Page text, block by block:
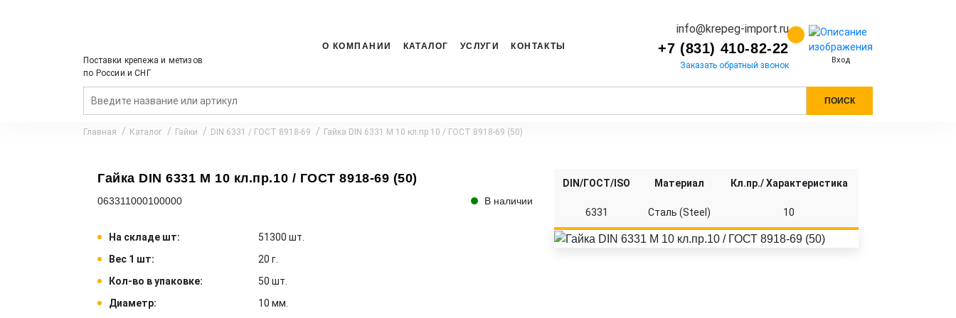
Поставки крепежа и метизов
по России и СНГ
О КОМПАНИИ КАТАЛОГ УСЛУГИ КОНТАКТЫ
info@krepeg-import.ru
+7 (831) 410-82-22
Заказать обратный звонок Вход
ПОИСК
Главная Каталог Гайки DIN 6331 / ГОСТ 8918-69 Гайка DIN 6331 M 10 кл.пр.10 / ГОСТ 8918-69 (50)
Гайка DIN 6331 M 10 кл.пр.10 / ГОСТ 8918-69 (50)
063311000100000 В наличии
На складе шт:
51300 шт.
Вес 1 шт:
20 г.
Кол-во в упаковке:
50 шт.
Диаметр:
10 мм.
DIN/ГОСТ/ISO Материал Кл.пр./ Характеристика
6331 Сталь (Steel) 10